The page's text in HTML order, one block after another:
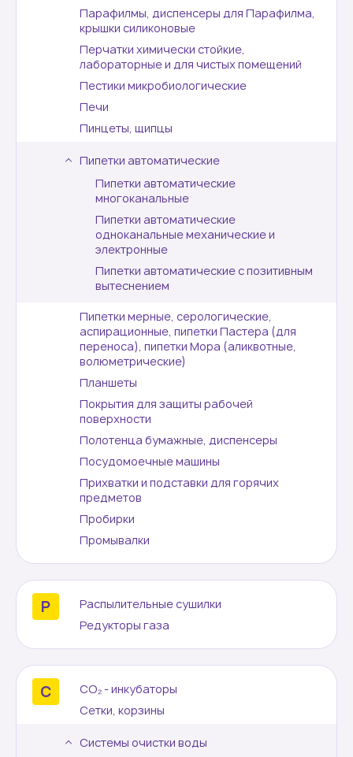
Парафилмы, диспенсеры для Парафилма,
крышки силиконовые
Перчатки химически стойкие,
лабораторные и для чистых помещений
Пестики микробиологические
Печи
Пинцеты, щипцы
Пипетки автоматические
Пипетки автоматические
многоканальные
Пипетки автоматические
одноканальные механические и
электронные
Пипетки автоматические с позитивным
вытеснением
Пипетки мерные, серологические,
аспирационные, пипетки Пастера (для
переноса), пипетки Мора (аликвотные,
волюметрические)
Планшеты
Покрытия для защиты рабочей
поверхности
Полотенца бумажные, диспенсеры
Посудомоечные машины
Прихватки и подставки для горячих
предметов
Пробирки
Промывалки
Распылительные сушилки
Редукторы газа
СО₂ - инкубаторы
Сетки, корзины
Системы очистки воды